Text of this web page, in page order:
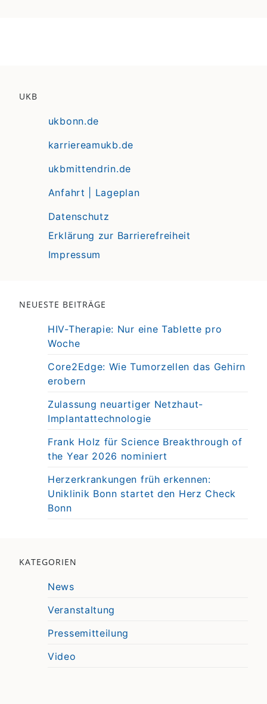
UKB
ukbonn.de
karriereamukb.de
ukbmittendrin.de
Anfahrt | Lageplan
Datenschutz
Erklärung zur Barrierefreiheit
Impressum
NEUESTE BEITRÄGE
HIV-Therapie: Nur eine Tablette pro
Woche
Core2Edge: Wie Tumorzellen das Gehirn
erobern
Zulassung neuartiger Netzhaut-
Implantattechnologie
Frank Holz für Science Breakthrough of
the Year 2026 nominiert
Herzerkrankungen früh erkennen:
Uniklinik Bonn startet den Herz Check
Bonn
KATEGORIEN
News
Veranstaltung
Pressemitteilung
Video